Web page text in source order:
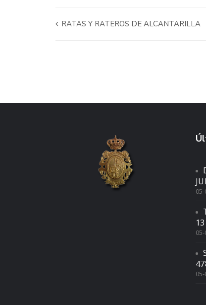
RATAS Y RATEROS DE ALCANTARILLA